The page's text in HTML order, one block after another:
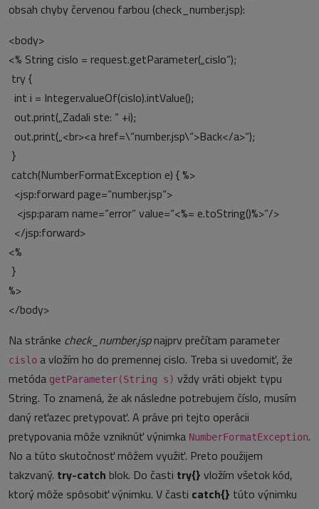
obsah chyby červenou farbou (check_number.jsp):
<body>
<% String cislo = request.getParameter(„cislo“);
try {
int i = Integer.valueOf(cislo).intValue();
out.print(„Zadali ste: “ +i);
out.print(„<br><a href=\“number.jsp\“>Back</a>“);
}
catch(NumberFormatException e) { %>
<jsp:forward page=“number.jsp“>
<jsp:param name=“error“ value=“<%= e.toString()%>“/>
</jsp:forward>
<%
}
%>
</body>
Na stránke check_number.jspnajprv prečítam parameter
cislo a vložím ho do premennej cislo. Treba si uvedomiť, že
metóda getParameter(String s) vždy vráti objekt typu
String. To znamená, že ak následne potrebujem číslo, musím
daný reťazec pretypovať. A práve pri tejto operácii
pretypovania môže vzniknúť výnimka NumberFormatException.
No a túto skutočnosť môžem využiť. Preto použijem
takzvaný. try-catch blok. Do časti try{} vložím všetok kód,
ktorý môže spôsobiť výnimku. V časti catch{} túto výnimku